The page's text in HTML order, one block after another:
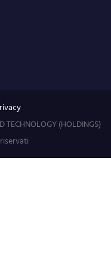
TECHNOLOGY (HOLDINGS)